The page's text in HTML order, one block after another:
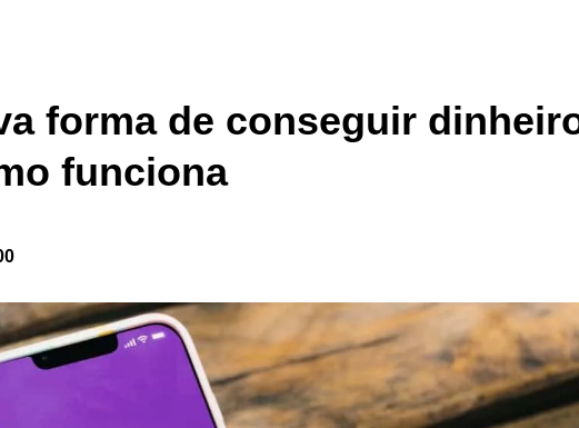
forma de conseguir
funciona